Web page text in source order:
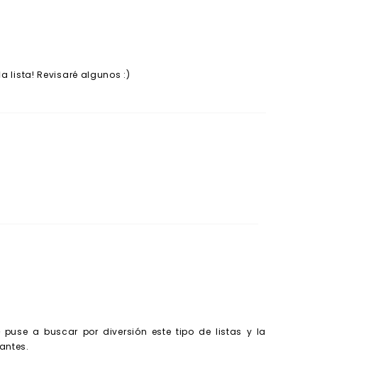
lista! Revisaré algunos :)
puse a buscar por diversión este tipo de listas y la